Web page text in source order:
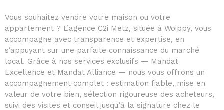
Vous souhaitez vendre votre maison ou votre
appartement ? L’agence C2i Metz, située à Woippy, vous
accompagne avec transparence et expertise, en
s’appuyant sur une parfaite connaissance du marché
local. Grâce à nos services exclusifs — Mandat
Excellence et Mandat Alliance — nous vous offrons un
accompagnement complet : estimation fiable, mise en
valeur de votre bien, sélection rigoureuse des acheteurs,
suivi des visites et conseil jusqu’à la signature chez le